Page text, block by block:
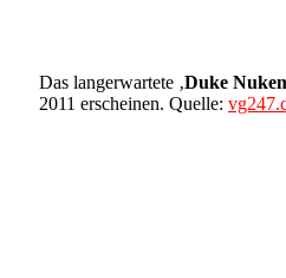
Das langerwartete ‚Duke
2011 erscheinen. Quelle: